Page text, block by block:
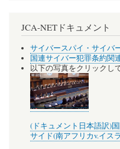
JCA-NETドキュメント
サイバースパイ・サイバ
国連サイバー犯罪条約関
以下の写真をクリックし
(ドキュメント日本語訳)
サイド(南アフリカv.イス